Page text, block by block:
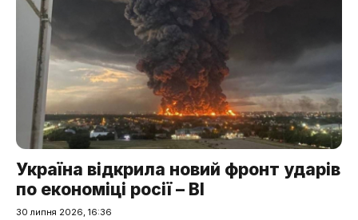
Україна відкрила новий фронт ударів
по економіці росії – BI
30 липня 2026, 16:36